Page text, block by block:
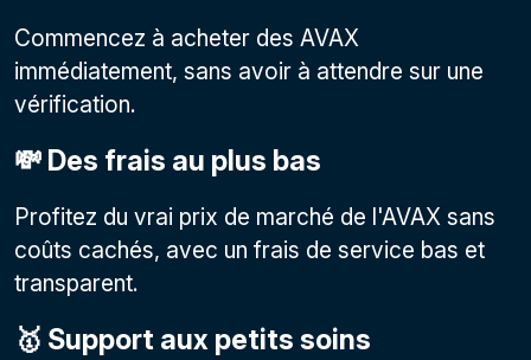
Commencez à acheter des AVAX
immédiatement, sans avoir à attendre sur une
vérification.
💸 Des frais au plus bas
Profitez du vrai prix de marché de l'AVAX sans
coûts cachés, avec un frais de service bas et
transparent.
🥇 Support aux petits soins